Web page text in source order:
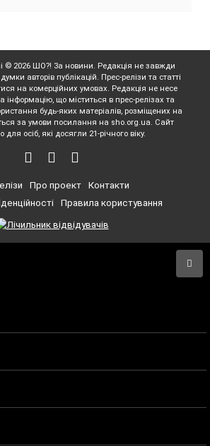
© 2026 ШО?! За новини. Редакція не завжди
авторів публікацій. Прес-релізи та статті
на комерційних умовах. Редакція не несе
інформацію, що міститься в прес-релізах та
будь-яких матеріалів, розміщених на
за умови посилання на sho.org.ua. Сайт
для осіб, які досягли 21-річного віку.
Про проект
Контакти
Правила користування